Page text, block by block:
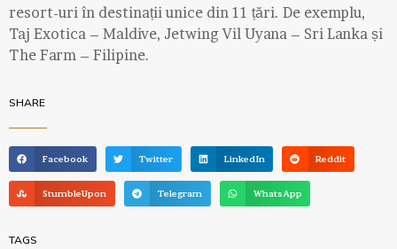
resort-uri în destinații unice din 11 țări. De exemplu,
Taj Exotica – Maldive, Jetwing Vil Uyana – Sri Lanka și
The Farm – Filipine.
SHARE
Facebook Twitter LinkedIn Reddit
StumbleUpon Telegram WhatsApp
TAGS